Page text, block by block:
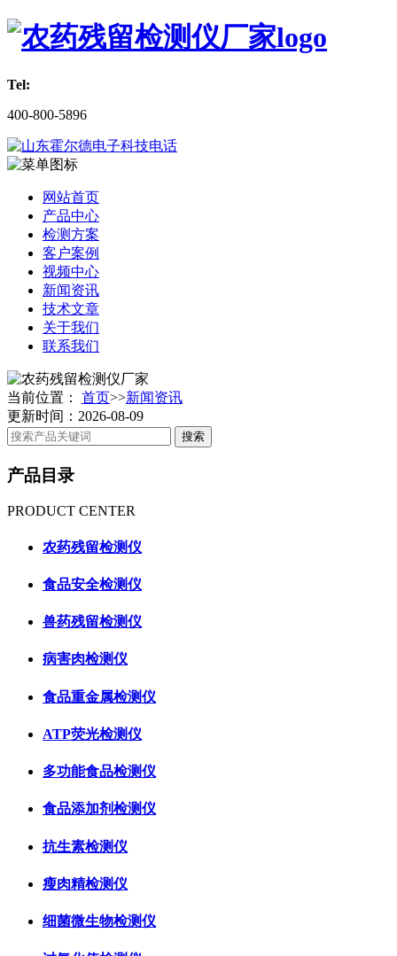
Tel:
400-800-5896
网站首页
产品中心
检测方案
客户案例
视频中心
新闻资讯
技术文章
关于我们
联系我们
当前位置： 首页>>新闻资讯
更新时间：2026-08-09
产品目录
PRODUCT CENTER
农药残留检测仪
食品安全检测仪
兽药残留检测仪
病害肉检测仪
食品重金属检测仪
ATP荧光检测仪
多功能食品检测仪
食品添加剂检测仪
抗生素检测仪
瘦肉精检测仪
细菌微生物检测仪